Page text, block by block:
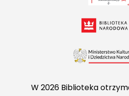
W 2026 Biblioteka